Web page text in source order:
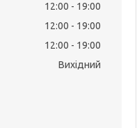
12:00
19:00
12:00
19:00
12:00
19:00
Вихідний